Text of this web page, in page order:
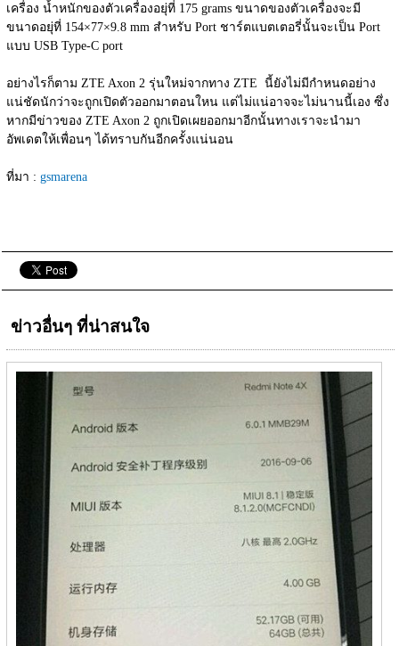
เครื่อง น้ำหนักของตัวเครื่องอยุ่ที่ 175 grams ขนาดของตัวเครื่องจะมี
ขนาดอยุ่ที่ 154×77×9.8 mm สำหรับ Port ชาร์ตแบตเตอรี่นั้นจะเป็น Port
แบบ USB Type-C port
อย่างไรก็ตาม ZTE Axon 2 รุ่นใหม่จากทาง ZTE  นี้ยังไม่มีกำหนดอย่าง
แน่ชัดนักว่าจะถูกเปิดตัวออกมาตอนใหน แต่ไม่แน่อาจจะไม่นานนี้เอง ซึ่ง
หากมีข่าวของ ZTE Axon 2 ถูกเปิดเผยออกมาอีกนั้นทางเราจะนำมา
อัพเดตให้เพื่อนๆ ได้ทราบกันอีกครั้งแน่นอน
ที่มา : gsmarena
ข่าวอื่นๆ ที่น่าสนใจ